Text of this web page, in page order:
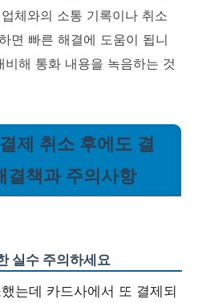
체와의 소통 기록이나 취소
면 빠른 해결에 도움이 됩니
해 통화 내용을 녹음하는 것
제 취소 후에도 결
결책과 주의사항
실수 주의하세요
는데 카드사에서 또 결제되